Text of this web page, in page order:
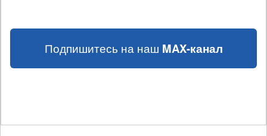
Подпишитесь на наш MAX-канал